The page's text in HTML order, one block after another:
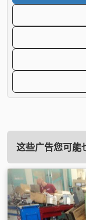
这些广告您可能